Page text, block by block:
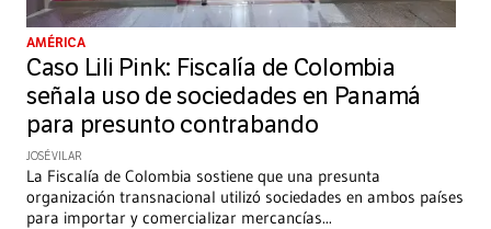
AMÉRICA
Caso Lili Pink: Fiscalía de Colombia
señala uso de sociedades en Panamá
para presunto contrabando
JOSÉ VILAR
La Fiscalía de Colombia sostiene que una presunta
organización transnacional utilizó sociedades en ambos países
para importar y comercializar mercancías...